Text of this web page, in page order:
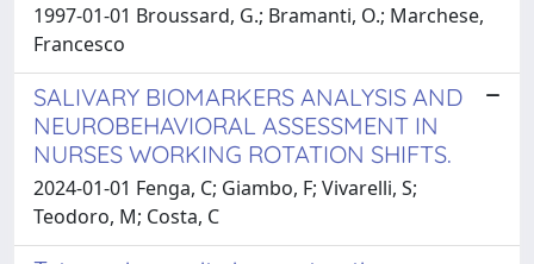
1997-01-01 Broussard, G.; Bramanti, O.; Marchese,
Francesco
SALIVARY BIOMARKERS ANALYSIS AND
NEUROBEHAVIORAL ASSESSMENT IN
NURSES WORKING ROTATION SHIFTS.
2024-01-01 Fenga, C; Giambo, F; Vivarelli, S;
Teodoro, M; Costa, C